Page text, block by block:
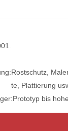
Rostschutz,
te, Plattierung
Prototyp bis